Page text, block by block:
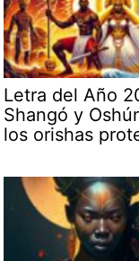
Letra del Año
Shangó y
los orishas